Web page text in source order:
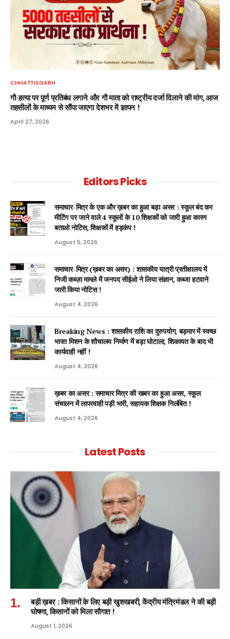
CHHATTISGARH
गौ-हत्या पर पूर्ण प्रतिबंध लगाने और गौ माता को राष्ट्रीय दर्जा दिलाने की मांग, आज
तहसीलों के माध्यम से सौंपा जाएगा देशभर में ज्ञापन !
April 27, 2026
Editors Picks
समाचार-मित्र के एक और ख़बर का हुआ बड़ा असर : स्कूल बंद कर
मीटिंग पर जाने वाले 4 स्कूलों के 10 शिक्षकों को जारी हुआ कारण
बताओ नोटिस, शिक्षकों में हड़कंप !
August 5, 2026
समाचार-मित्र (ख़बर का असर) : शासकीय यात्री प्रतीक्षालय में
निजी कब्ज़ा मामले में जनपद सीईओ ने लिया संज्ञान, कब्जा हटवाने
जारी किया नोटिस !
August 4, 2026
Breaking News : शासकीय राशि का दुरुपयोग, बड़मार में स्वच्छ
भारत मिशन के शौचालय निर्माण में बड़ा घोटाला, शिकायत के बाद भी
कार्यवाही नहीं !
August 4, 2026
ख़बर का असर : समाचार मित्र की खबर का हुआ असर, स्कूल
संचालन में लापरवाही पड़ी भारी, सहायक शिक्षक निलंबित !
August 4, 2026
Latest Posts
बड़ी ख़बर : किसानों के लिए बड़ी खुशखबरी, केंद्रीय मंत्रिमंडल ने की बड़ी
घोषणा, किसानों को मिला सौगात !
August 1, 2026